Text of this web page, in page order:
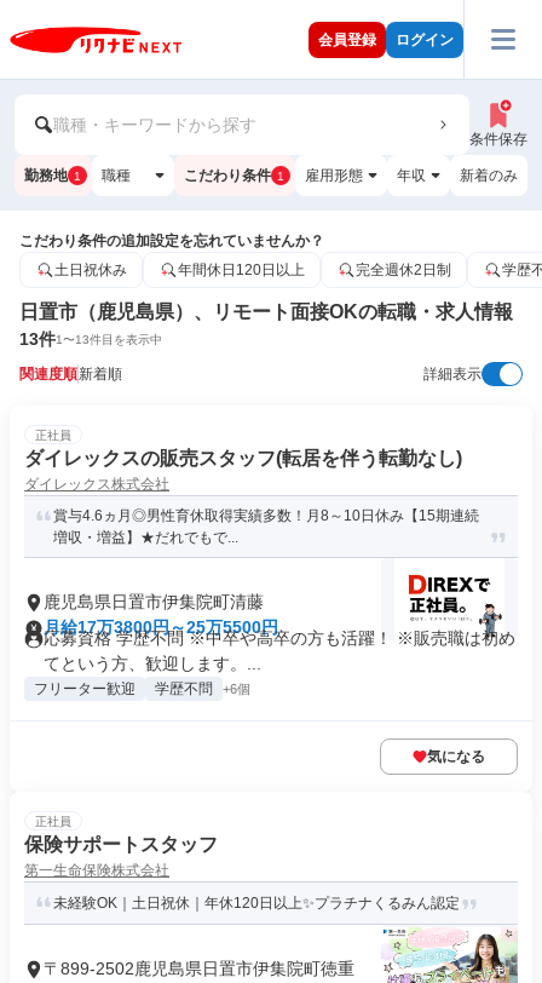
会員登録 ログイン
職種・キーワードから探す
条件保存
勤務地 1 職種 こだわり条件 1 雇用形態 年収 新着のみ
こだわり条件の追加設定を忘れていませんか？
土日祝休み
年間休日120日以上 完全週休2日制 学歴
日置市（鹿児島県）、リモート面接OKの転職・求人情報
13件1〜13件目を表示中
関連度順新着順 詳細表示
正社員
ダイレックスの販売スタッフ(転居を伴う転勤なし)
ダイレックス株式会社
賞与4.6ヵ月◎男性育休取得実績多数！月8～10日休み【15期連続
増収・増益】★だれでもで...
鹿児島県日置市伊集院町清藤
月給17万3800円～25万5500円
応募資格 学歴不問 ※中卒や高卒の方も活躍！ ※販売職は初め
てという方、歓迎します。...
フリーター歓迎 学歴不問 +6個
気になる
正社員
保険サポートスタッフ
第一生命保険株式会社
未経験OK｜土日祝休｜年休120日以上✨プラチナくるみん認定
〒899-2502鹿児島県日置市伊集院町徳重